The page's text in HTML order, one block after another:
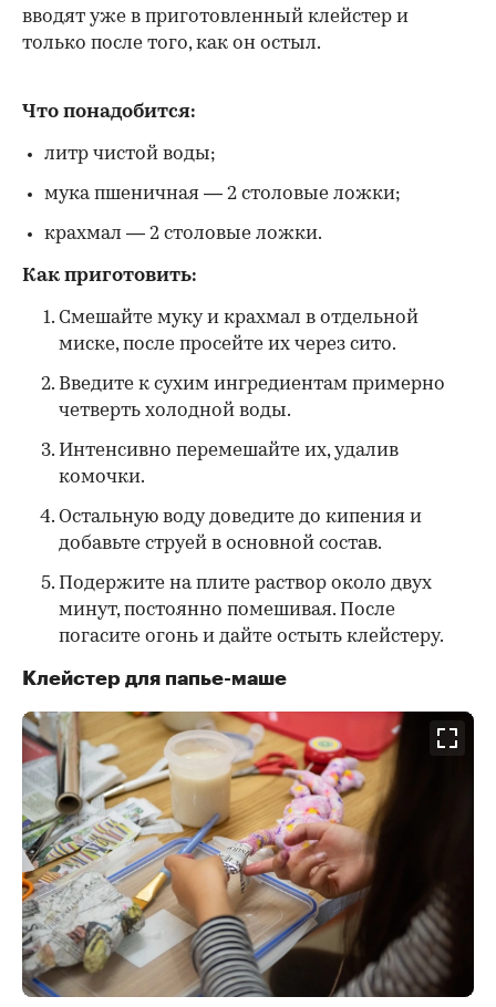
вводят уже в приготовленный клейстер и
только после того, как он остыл.
Что понадобится:
литр чистой воды;
мука пшеничная — 2 столовые ложки;
крахмал — 2 столовые ложки.
Как приготовить:
Смешайте муку и крахмал в отдельной
миске, после просейте их через сито.
Введите к сухим ингредиентам примерно
четверть холодной воды.
Интенсивно перемешайте их, удалив
комочки.
Остальную воду доведите до кипения и
добавьте струей в основной состав.
Подержите на плите раствор около двух
минут, постоянно помешивая. После
погасите огонь и дайте остыть клейстеру.
Клейстер для папье-маше